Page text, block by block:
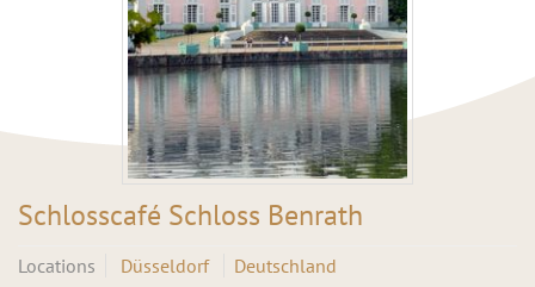
Schlosscafé Schloss Benrath
Locations Düsseldorf
Deutschland